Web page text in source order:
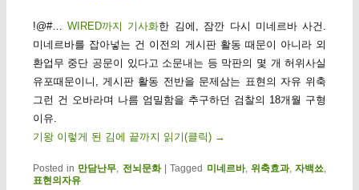
!@#…WIRED까지 기사화한 김에, 잠깐 다시 미네르바 사건.
미네르바를 잡아넣는 건 이전의 게시판 활동 때문이 아니라 외
환업무 중단 공문이 있다고 소문내는 등 막판의 몇 개 허위사실
유포때문이니, 게시판 활동 전반을 문제삼는 표현의 자유 위축
그런 건 오바라며 나름 엄밀함을 추구하던 검찰의 18개월 구형
이유.
기왕 이렇게 된 김에 끝까지 읽기(클릭) →
Posted in 만담난무 전뇌문화 |Tagged 미네르바,위축효과,자백쑈
표현의자유